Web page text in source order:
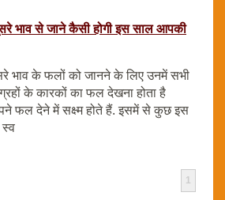
भाव से जाने कैसी होगी इस साल आपकी
भाव के फलों को जानने के लिए उनमें सभी
ग्रहों के कारकों का फल देखना होता है
फल देने में सक्ष्म होते हैं. इसमें से कुछ इस
स्व
1